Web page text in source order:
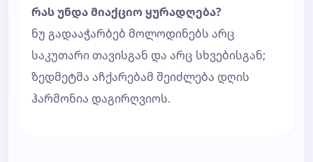
რას უნდა მიაქციო ყურადღება?
ნუ გადააჭარბებ მოლოდინებს არც
საკუთარი თავისგან და არც სხვებისგან;
ზედმეტმა აჩქარებამ შეიძლება დღის
ჰარმონია დაგირღვიოს.